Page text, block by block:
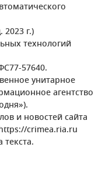
г.)
технологий
57640.
унитарное
агентство
и новостей сайта
crimea.ria.ru